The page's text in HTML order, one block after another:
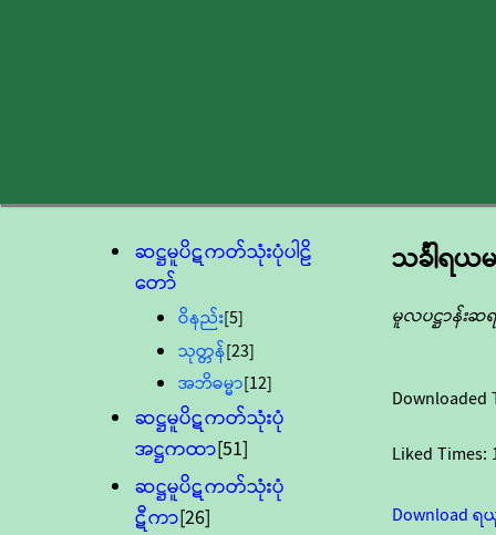
ဆဋ္ဌမူပိဋကတ်သုံးပုံပါဠိ
တော်
ဝိနည်း[5]
သုတ္တန်[23]
အဘိဓမ္မာ[12]
ဆဋ္ဌမူပိဋကတ်သုံးပုံ
အဋ္ဌကထာ[51]
ဆဋ္ဌမူပိဋကတ်သုံးပုံ
ဋီကာ[26]
သင်္ခါရ
မူလပဋ္ဌာန်း
Downloaded
Liked Times:
Download